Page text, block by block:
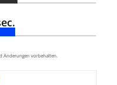
Änderungen vorbehalten.